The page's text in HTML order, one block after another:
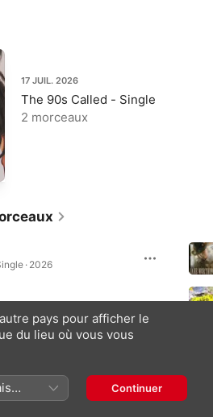
17 JUIL. 2026
The 90s Called - Single
2 morceaux
· 2026
pays pour afficher le
du lieu où vous vous
Continuer